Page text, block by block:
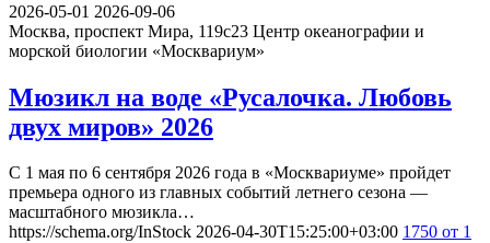
2026-05-01 2026-09-06
Москва, проспект Мира, 119с23 Центр океанографии и
морской биологии «Москвариум»
Мюзикл на воде «Русалочка. Любовь
двух миров» 2026
С 1 мая по 6 сентября 2026 года в «Москвариуме» пройдет
премьера одного из главных событий летнего сезона —
масштабного мюзикла…
https://schema.org/InStock 2026-04-30T15:25:00+03:00 1750 от 1